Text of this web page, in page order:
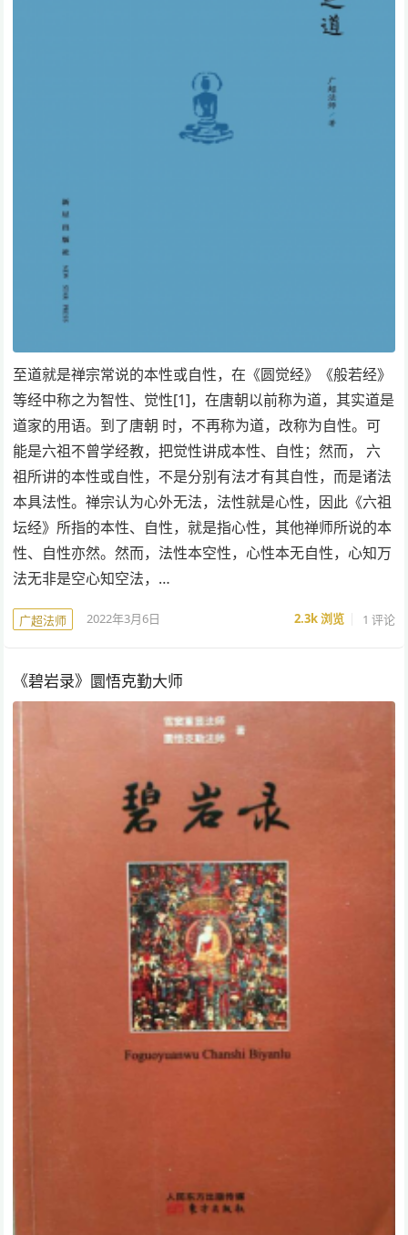
至道就是禅宗常说的本性或自性，在《圆觉经》《般若经》
等经中称之为智性、觉性[1]，在唐朝以前称为道，其实道是
道家的用语。到了唐朝 时，不再称为道，改称为自性。可
能是六祖不曾学经教，把觉性讲成本性、自性；然而， 六
祖所讲的本性或自性，不是分别有法才有其自性，而是诸法
本具法性。禅宗认为心外无法，法性就是心性，因此《六祖
坛经》所指的本性、自性，就是指心性，其他禅师所说的本
性、自性亦然。然而，法性本空性，心性本无自性，心知万
法无非是空心知空法，…
广超法师 2022年3月6日 2.3k浏览 1 评论
《碧岩录》圜悟克勤大师